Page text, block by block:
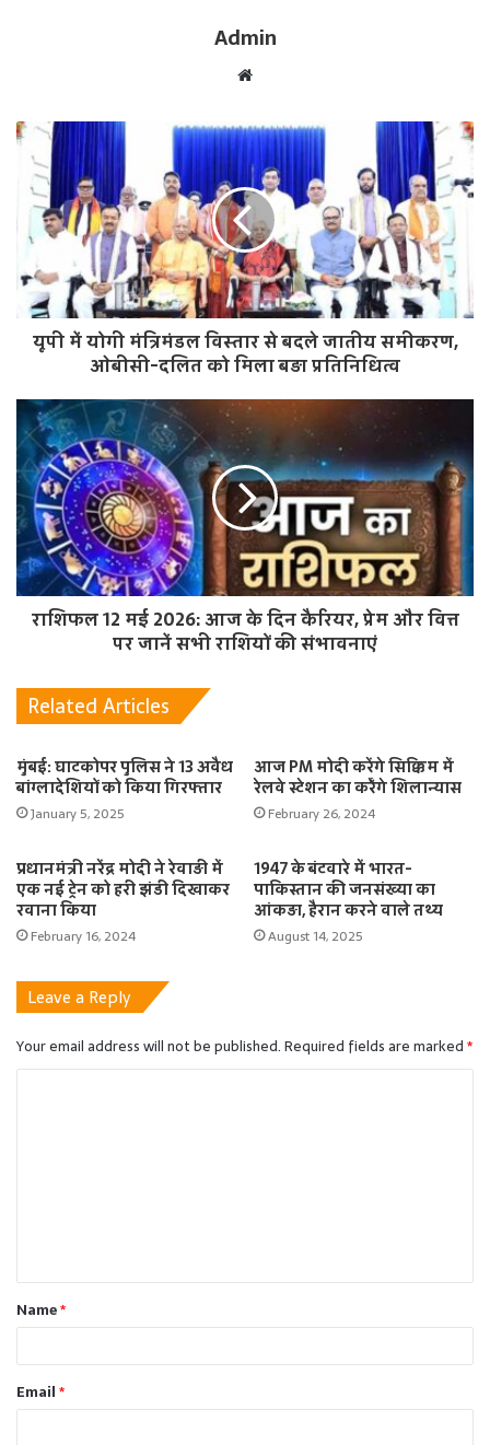
Admin
b
i
e
यूपी में योगी मंत्रिमंडल विस्तार से बदले जातीय समीकरण,
ओबीसी-दलित को मिला बड़ा प्रतिनिधित्व
राशिफल 12 मई 2026: आज के दिन कैरियर, प्रेम और वित्त
पर जानें सभी राशियों की संभावनाएं
Related Articles
मुंबई: घाटकोपर पुलिस ने 13 अवैध
बांग्लादेशियों को किया गिरफ्तार
January 5, 2025
आज PM मोदी करेंगे सिक्किम में
रेलवे स्टेशन का करेँगे शिलान्यास
February 26, 2024
प्रधानमंत्री नरेंद्र मोदी ने रेवाड़ी में
एक नई ट्रेन को हरी झंडी दिखाकर
रवाना किया
February 16, 2024
1947 के बंटवारे में भारत-
पाकिस्तान की जनसंख्या का
आंकड़ा, हैरान करने वाले तथ्य
August 14, 2025
Leave a Reply
Your email address will not be published.Required fields are marked*
t
*Name*
Email*